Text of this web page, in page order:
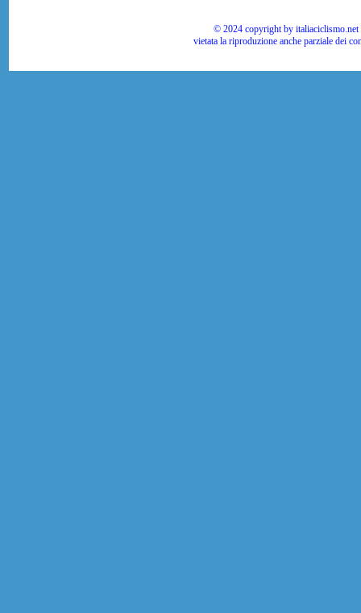
© 2024 copyright by
vietata la riproduzione anche parziale dei